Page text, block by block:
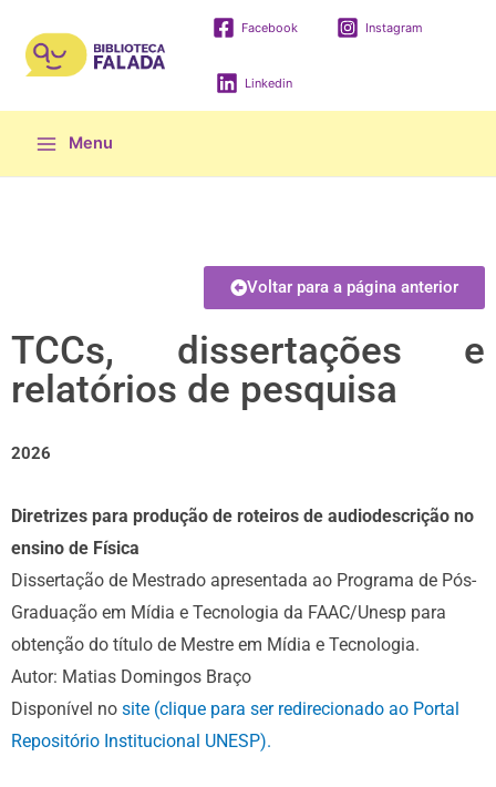
Facebook Instagram
Linkedin
Menu
Voltar para a página anterior
TCCs, dissertações e
relatórios de pesquisa
2026
Diretrizes para produção de roteiros de audiodescrição no
ensino de Física
Dissertação de Mestrado apresentada ao Programa de Pós-
Graduação em Mídia e Tecnologia da FAAC/Unesp para
obtenção do título de Mestre em Mídia e Tecnologia.
Autor: Matias Domingos Braço
Disponível no site (clique para ser redirecionado ao Portal
Repositório Institucional UNESP).